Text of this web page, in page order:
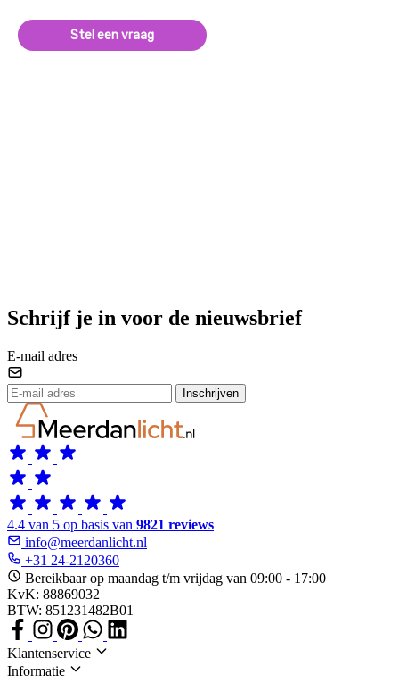
Stel een vraag
Schrijf je in voor de nieuwsbrief
E-mail adres
Inschrijven
4.4 van 5 op basis van 9821 reviews
info@meerdanlicht.nl
+31 24-2120360
Bereikbaar op maandag t/m vrijdag van 09:00 - 17:00
KvK: 88869032
BTW: 851231482B01
Klantenservice
Informatie